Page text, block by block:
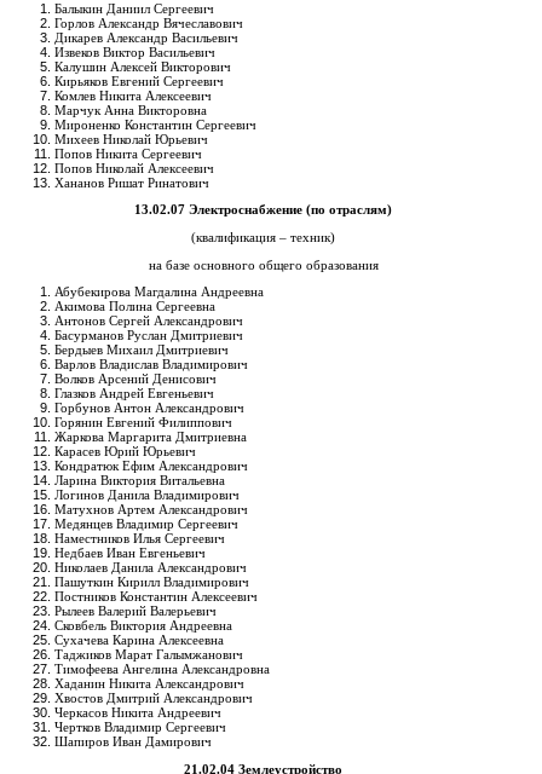
Балыкин Даниил Сергеевич
Горлов Александр Вячеславович
Дикарев Александр Васильевич
Извеков Виктор Васильевич
Калушин Алексей Викторович
Кирьяков Евгений Сергеевич
Комлев Никита Алексеевич
Марчук Анна Викторовна
Мироненко Константин Сергеевич
Михеев Николай Юрьевич
Попов Никита Сергеевич
Попов Николай Алексеевич
Хананов Ришат Ринатович
13.02.07 Электроснабжение (по отраслям)
(квалификация – техник)
на базе основного общего образования
Абубекирова Магдалина Андреевна
Акимова Полина Сергеевна
Антонов Сергей Александрович
Басурманов Руслан Дмитриевич
Бердыев Михаил Дмитриевич
Варлов Владислав Владимирович
Волков Арсений Денисович
Глазков Андрей Евгеньевич
Горбунов Антон Александрович
Горянин Евгений Филиппович
Жаркова Маргарита Дмитриевна
Карасев Юрий Юрьевич
Кондратюк Ефим Александрович
Ларина Виктория Витальевна
Логинов Данила Владимирович
Матухнов Артем Александрович
Медянцев Владимир Сергеевич
Наместников Илья Сергеевич
Недбаев Иван Евгеньевич
Николаев Данила Александрович
Пашуткин Кирилл Владимирович
Постников Константин Алексеевич
Рылеев Валерий Валерьевич
Сковбель Виктория Андреевна
Сухачева Карина Алексеевна
Таджиков Марат Галымжанович
Тимофеева Ангелина Александровна
Хаданин Никита Александрович
Хвостов Дмитрий Александрович
Черкасов Никита Андреевич
Чертков Владимир Сергеевич
Шапиров Иван Дамирович
21.02.04 Землеустройство